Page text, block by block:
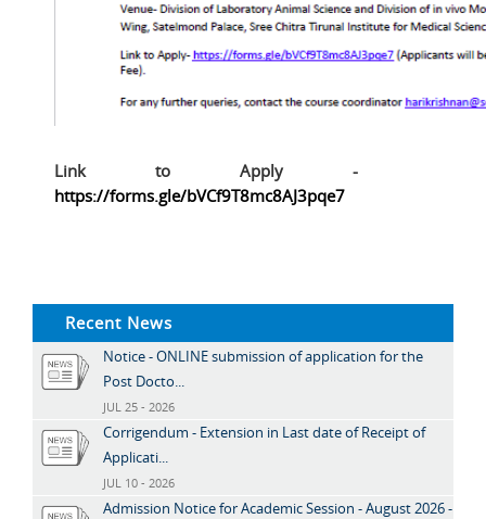
Link to Apply -
https://forms.gle/bVCf9T8mc8AJ3pqe7
Recent News
Notice - ONLINE submission of application for the
Post Docto...
JUL 25 - 2026
Corrigendum - Extension in Last date of Receipt of
Applicati...
JUL 10 - 2026
Admission Notice for Academic Session - August 2026 -